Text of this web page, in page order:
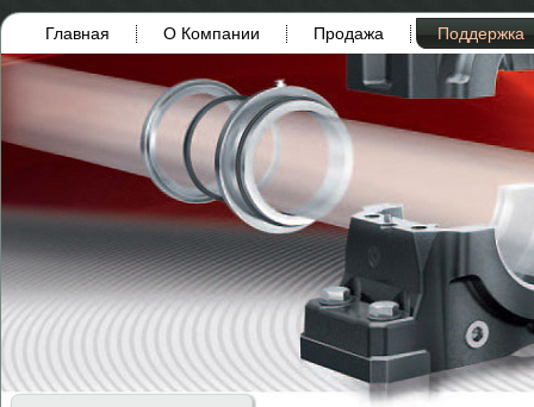
Главная О Компании Продажа Поддержка